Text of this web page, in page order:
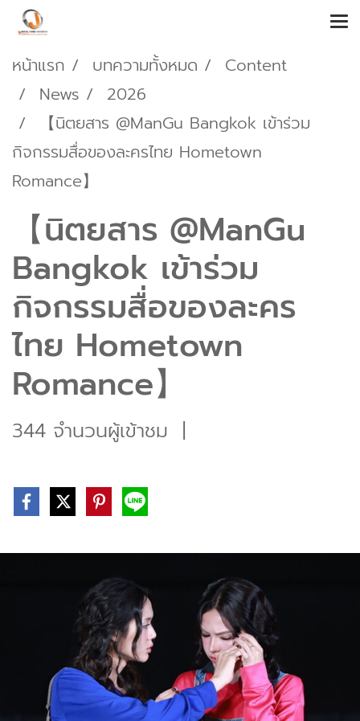
หน้าแรก บทความทั้งหมด
Content
News
2026
【นิตยสาร @ManGu Bangkok เข้าร่วม
กิจกรรมสื่อของละครไทย Hometown
Romance】
【นิตยสาร @ManGu
Bangkok เข้าร่วม
กิจกรรมสื่อของละคร
ไทย Hometown
Romance】
344 จำนวนผู้เข้าชม |